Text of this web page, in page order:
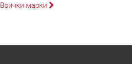
Всички марки